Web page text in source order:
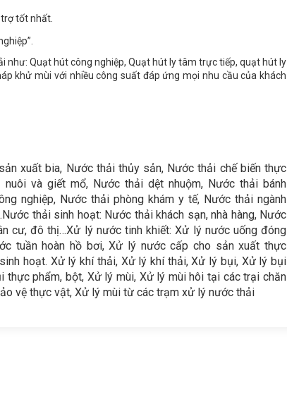
trợ tốt nhất.
như: Quạt hút công nghiệp, Quạt hút ly tâm trực tiếp, quạt hút ly
khử mùi với nhiều công suất đáp ứng mọi nhu cầu của khách
xuất bia, Nước thải thủy sản, Nước thải chế biến thực
và giết mổ, Nước thải dệt nhuộm, Nước thải bánh
nghiệp, Nước thải phòng khám y tế, Nước thải ngành
thải sinh hoạt: Nước thải khách sạn, nhà hàng, Nước
cư, đô thị…Xử lý nước tinh khiết: Xử lý nước uống đóng
tuần hoàn hồ bơi, Xử lý nước cấp cho sản xuất thực
hoạt. Xử lý khí thải, Xử lý khí thải, Xử lý bụi, Xử lý bụi
phẩm, bột, Xử lý mùi, Xử lý mùi hôi tại các trại chăn
vệ thực vật, Xử lý mùi từ các trạm xử lý nước thải